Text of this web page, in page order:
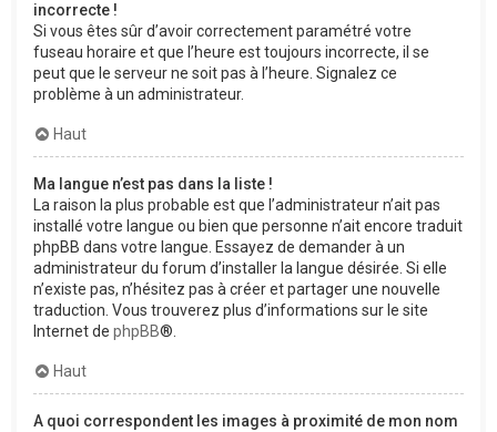
incorrecte !
Si vous êtes sûr d’avoir correctement paramétré votre
fuseau horaire et que l’heure est toujours incorrecte, il se
peut que le serveur ne soit pas à l’heure. Signalez ce
problème à un administrateur.
Haut
Ma langue n’est pas dans la liste !
La raison la plus probable est que l’administrateur n’ait pas
installé votre langue ou bien que personne n’ait encore traduit
phpBB dans votre langue. Essayez de demander à un
administrateur du forum d’installer la langue désirée. Si elle
n’existe pas, n’hésitez pas à créer et partager une nouvelle
traduction. Vous trouverez plus d’informations sur le site
Internet de phpBB®.
Haut
A quoi correspondent les images à proximité de mon nom